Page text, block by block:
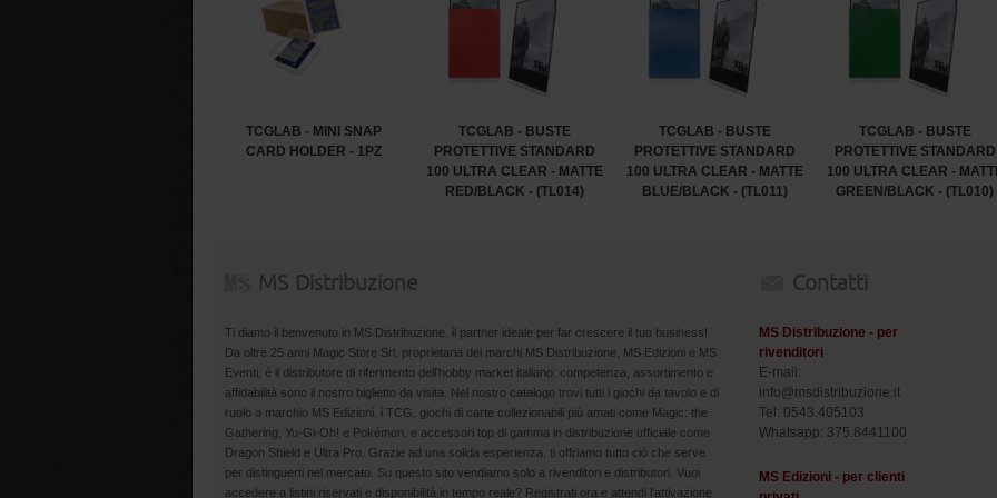
TCGLAB - MINI SNAP
CARD HOLDER - 1PZ
TCGLAB - BUSTE
PROTETTIVE STANDARD
100 ULTRA CLEAR - MATTE
RED/BLACK - (TL014)
TCGLAB - BUSTE
PROTETTIVE STANDARD
100 ULTRA CLEAR - MATTE
BLUE/BLACK - (TL011)
TCGLAB - BUSTE
PROTETTIVE STANDARD
100 ULTRA CLEAR -
GREEN/BLACK - (TL010)
MS Distribuzione
Ti diamo il benvenuto in MS Distribuzione, il partner ideale per far crescere il tuo business!
Da oltre 25 anni Magic Store Srl, proprietaria dei marchi MS Distribuzione, MS Edizioni e MS
Eventi, è il distributore di riferimento dell’hobby market italiano: competenza, assortimento e
affidabilità sono il nostro biglietto da visita. Nel nostro catalogo trovi tutti i giochi da tavolo e di
ruolo a marchio MS Edizioni, i TCG, giochi di carte collezionabili più amati come Magic: the
Gathering, Yu-Gi-Oh! e Pokémon, e accessori top di gamma in distribuzione ufficiale come
Dragon Shield e Ultra Pro. Grazie ad una solida esperienza, ti offriamo tutto ciò che serve
per distinguerti nel mercato. Su questo sito vendiamo solo a rivenditori e distributori. Vuoi
accedere a listini riservati e disponibilità in tempo reale? Registrati ora e attendi l’attivazione
Contatti
MS Distribuzione - per
rivenditori
E-mail:
info@msdistribuzione.it
Tel: 0543.405103
Whatsapp: 375.8441100
MS Edizioni - per clienti